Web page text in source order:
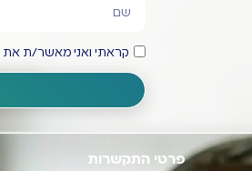
קראתי ואני מאשר/ת את
פרטי התקשרות